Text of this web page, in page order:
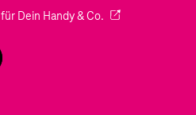
Dein Handy & Co. (Wird in einem